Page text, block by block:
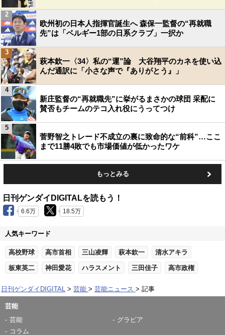
欧州初の日本人指揮官誕生へ 森保一監督の“再就職
先”は「ベルギー1部の日系クラブ」一択か
2
萩本欽一〈34〉私の“運”論 大谷翔平のカネを使い込
んだ通訳に「小さな声で『ありがとう』」
3
新庄監督の“再就職先”に挙がるまさかの球団 采配に
賛否もチームのテコ入れ役にうってつけ
4
菅野智之トレード不成立の裏に致命的な“前科”…ここ
まで11勝4敗でも市場価値が低かったワケ
5
もっとみる
日刊ゲンダイDIGITALを読もう！
6.6万 18.5万
人気キーワード
高校野球 高市首相 三山凌輝 萩本欽一 清水アキラ
板東英二 神田愛花 ハラスメント 三田佳子 高市政権
日刊ゲンダイDIGITAL 芸能 芸能ニュース 記事
芸能
芸能
グラビア
コラム